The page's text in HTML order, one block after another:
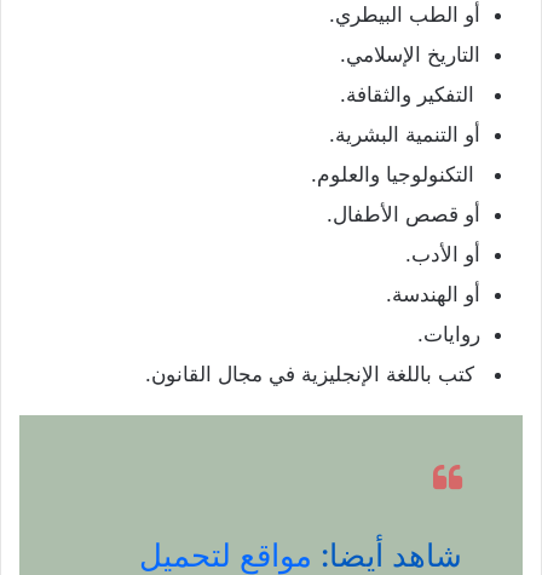
أو الطب البيطري.
التاريخ الإسلامي.
التفكير والثقافة.
أو التنمية البشرية.
التكنولوجيا والعلوم.
أو قصص الأطفال.
أو الأدب.
أو الهندسة.
روايات.
كتب باللغة الإنجليزية في مجال القانون.
شاهد أيضا: مواقع لتحميل